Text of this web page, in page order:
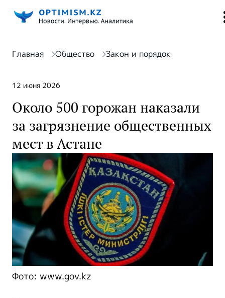
Главная Общество Закон и порядок
12 июня 2026
Около 500 горожан наказали
за загрязнение общественных
мест в Астане
Фото: www.gov.kz